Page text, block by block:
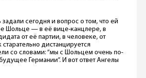
сегодня и вопрос о том, что ей
Шольце — в её вице-канцлере, в
от её партии, в человеке, от
старательно дистанцируется
со словами: “мы с Шольцем очень по-
Германии”. И вот ответ Ангелы